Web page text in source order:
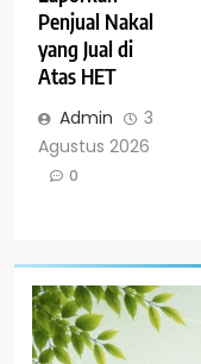
Penjual Nakal
yang Jual di
Atas HET
Admin
3
Agustus 2026
0